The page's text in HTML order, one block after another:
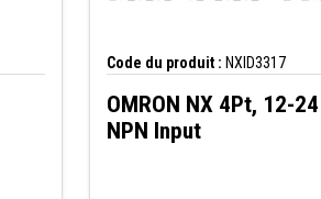
Code du produit : NXID3317
OMRON NX 4Pt, 12-
NPN Input